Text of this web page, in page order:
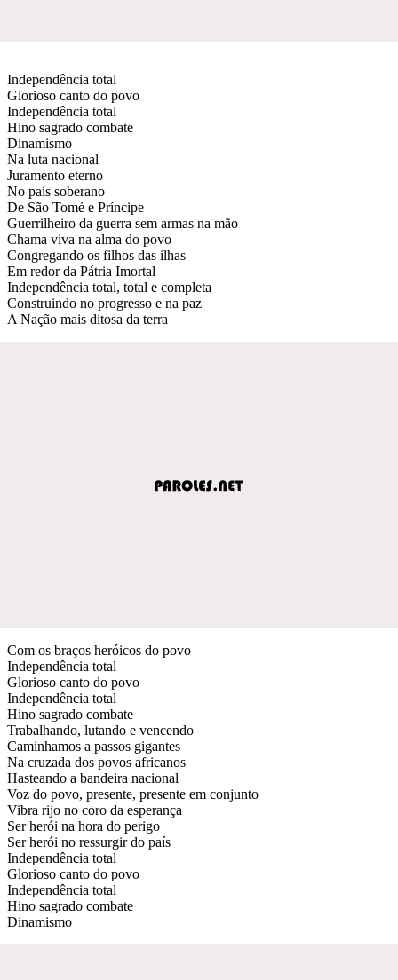
Independência total
Glorioso canto do povo
Independência total
Hino sagrado combate
Dinamismo
Na luta nacional
Juramento eterno
No país soberano
De São Tomé e Príncipe
Guerrilheiro da guerra sem armas na mão
Chama viva na alma do povo
Congregando os filhos das ilhas
Em redor da Pátria Imortal
Independência total, total e completa
Construindo no progresso e na paz
A Nação mais ditosa da terra
Com os braços heróicos do povo
Independência total
Glorioso canto do povo
Independência total
Hino sagrado combate
Trabalhando, lutando e vencendo
Caminhamos a passos gigantes
Na cruzada dos povos africanos
Hasteando a bandeira nacional
Voz do povo, presente, presente em conjunto
Vibra rijo no coro da esperança
Ser herói na hora do perigo
Ser herói no ressurgir do país
Independência total
Glorioso canto do povo
Independência total
Hino sagrado combate
Dinamismo